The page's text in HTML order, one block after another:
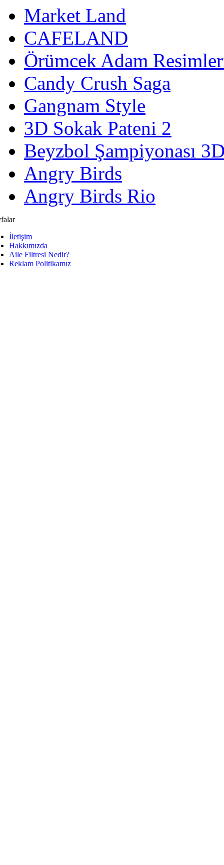
Market Land
CAFELAND
Örümcek Adam
Candy Crush Saga
Gangnam Style
3D Sokak Pateni 2
Beyzbol Şampiyonası
Angry Birds
Angry Birds Rio
İletişim
Hakkımızda
Aile Filtresi Nedir?
Reklam Politikamız